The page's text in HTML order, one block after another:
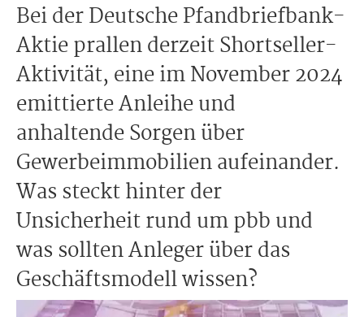
Bei der Deutsche Pfandbriefbank-
Aktie prallen derzeit Shortseller-
Aktivität, eine im November 2024
emittierte Anleihe und
anhaltende Sorgen über
Gewerbeimmobilien aufeinander.
Was steckt hinter der
Unsicherheit rund um pbb und
was sollten Anleger über das
Geschäftsmodell wissen?